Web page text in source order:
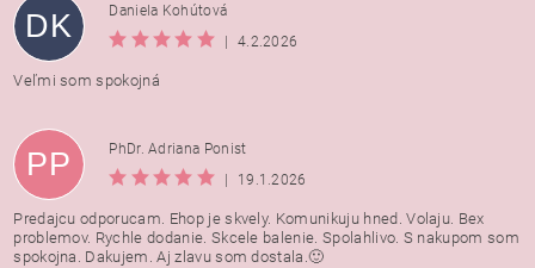
DK
Daniela Kohútová
4.2.2026
Veľmi som spokojná
PP
PhDr. Adriana Ponist
19.1.2026
Predajcu odporucam. Ehop je skvely. Komunikuju hned. Volaju. Bex
problemov. Rychle dodanie. Skcele balenie. Spolahlivo. S nakupom som
spokojna. Dakujem. Aj zlavu som dostala.🙂